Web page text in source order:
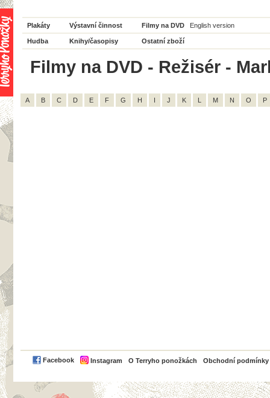
Plakáty Výstavní činnost Filmy na DVD English version
Hudba Knihy/časopisy Ostatní zboží
Filmy na DVD - Režisér -
A B C D E F G H I J K L M N O P
Facebook Instagram O Terryho ponožkách Obchodní podmínky
PayPal